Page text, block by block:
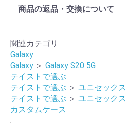
商品の返品・交換について
関連カテゴリ
Galaxy
Galaxy ＞ Galaxy S20 5G
テイストで選ぶ
テイストで選ぶ ＞ ユニセックス
テイストで選ぶ ＞ ユニセックス
カスタムケース